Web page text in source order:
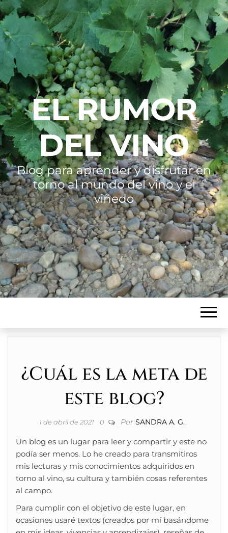
EL RUMOR
DEL VINO
Blog para aprender y disfrutar en
torno al mundo del vino y el
viñedo
¿Cuál es la meta de
este blog?
1 de abril de 2021 0 Por SANDRA A. G.
Un blog es un lugar para leer y compartir y este no
podía ser menos. Lo he creado para transmitiros
mis lecturas y mis conocimientos adquiridos en
torno al vino, su cultura y también cosas referentes
al campo.
Para cumplir con el objetivo de este lugar, en
ocasiones usaré textos (creados por mí basándome